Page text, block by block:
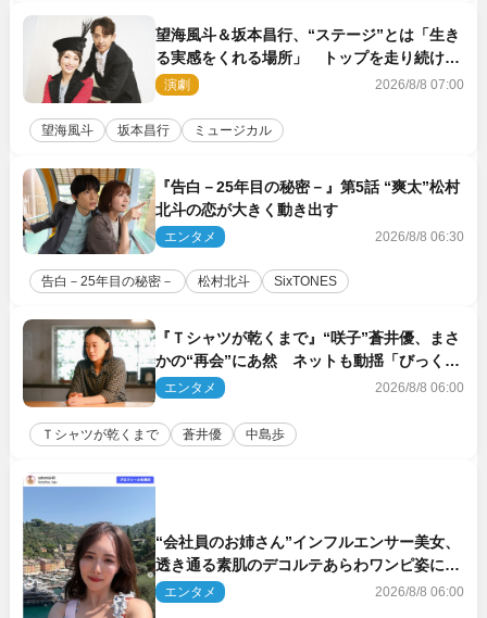
望海風斗＆坂本昌行、“ステージ”とは「生き
る実感をくれる場所」 トップを走り続ける
原動力を語る
演劇 2026/8/8 07:00
望海風斗 坂本昌行 ミュージカル
『告白－25年目の秘密－』第5話 “爽太”松村
北斗の恋が大きく動き出す
エンタメ 2026/8/8 06:30
告白－25年目の秘密－ 松村北斗 SixTONES
『Ｔシャツが乾くまで』“咲子”蒼井優、まさ
かの“再会”にあ然 ネットも動揺「びっくり
した!!」「今さら?!」（ネタバレあり）
エンタメ 2026/8/8 06:00
Ｔシャツが乾くまで 蒼井優 中島歩
“会社員のお姉さん”インフルエンサー美女、
透き通る素肌のデコルテあらわワンピ姿に反
響エンタメ 2026/8/8 06:00